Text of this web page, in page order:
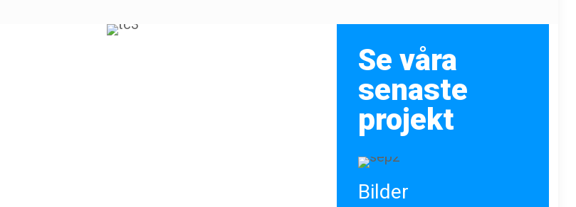
Se våra
senaste
projekt
Bilder